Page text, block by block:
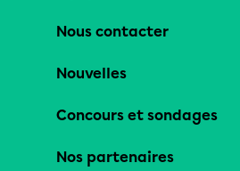
Nous contacter
Nouvelles
Concours et sondages
Nos partenaires